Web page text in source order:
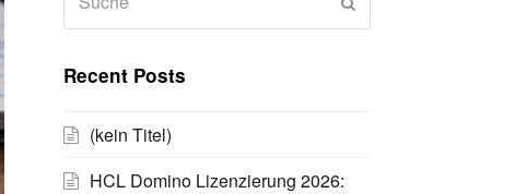
Recent Posts
(kein Titel)
HCL Domino Lizenzierung 2026: